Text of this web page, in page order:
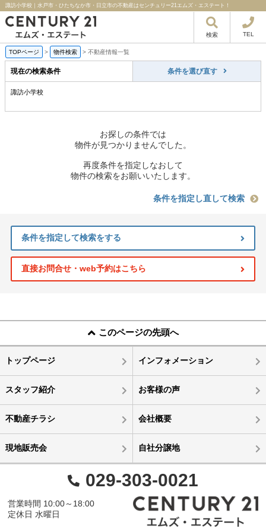
諏訪小学校｜水戸市・ひたちなか市・日立市の不動産はセンチュリー21エムズ・エステート！
検索 TEL
TOPページ > 物件検索 > 不動産情報一覧
現在の検索条件 条件を選び直す
諏訪小学校
お探しの条件では
物件が見つかりませんでした。
再度条件を指定しなおして
物件の検索をお願いいたします。
条件を指定し直して検索
条件を指定して検索をする
直接お問合せ・web予約はこちら
このページの先頭へ
トップページ インフォメーション
スタッフ紹介 お客様の声
不動産チラシ 会社概要
現地販売会 自社分譲地
029-303-0021
営業時間 10:00～18:00
定休日 水曜日